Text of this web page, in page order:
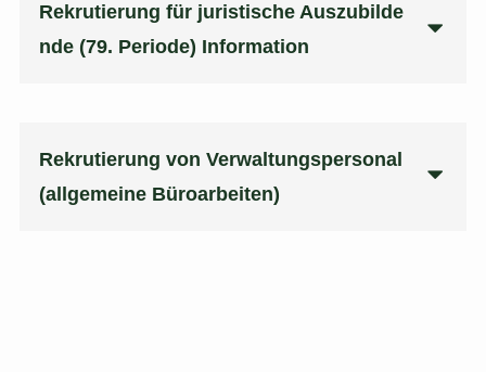
Rekrutierung für juristische Auszubilde
nde (79. Periode) Information
Rekrutierung von Verwaltungspersonal
(allgemeine Büroarbeiten)